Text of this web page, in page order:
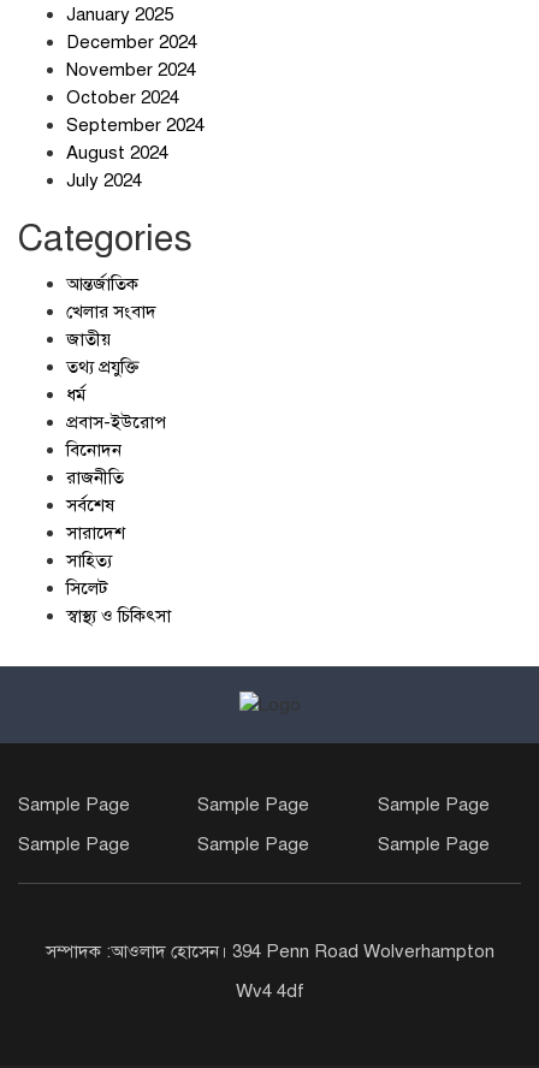
January 2025
December 2024
November 2024
October 2024
September 2024
August 2024
July 2024
Categories
আন্তর্জাতিক
খেলার সংবাদ
জাতীয়
তথ্য প্রযুক্তি
ধর্ম
প্রবাস-ইউরোপ
বিনোদন
রাজনীতি
সর্বশেষ
সারাদেশ
সাহিত্য
সিলেট
স্বাস্থ্য ও চিকিৎসা
Sample Page Sample Page
Sample Page
Sample Page
Sample Page Sample Page
সম্পাদক :আওলাদ হোসেন। 394 Penn Road Wolverhampton
Wv4 4df